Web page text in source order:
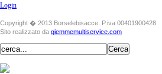
Login
Copyright � 2013 Borselebisacce. P.iva 00401900428
Sito realizzato da giemmemultiservice.com